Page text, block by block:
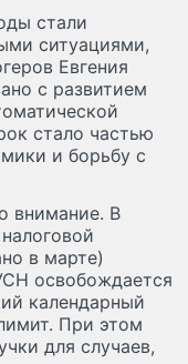
стали
ситуациями,
Евгения
с развитием
стало частью
и борьбу с
внимание. В
в марте)
освобождается
календарный
При этом
для случаев,